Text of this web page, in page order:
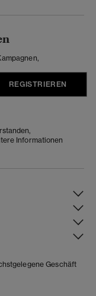
REGISTRIEREN
Informationen
Geschäft